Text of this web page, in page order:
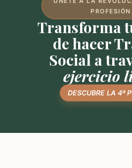
PROFESIÓN
Transforma
de hacer
Social a
ejercicio
DESCUBRE LA 4ª